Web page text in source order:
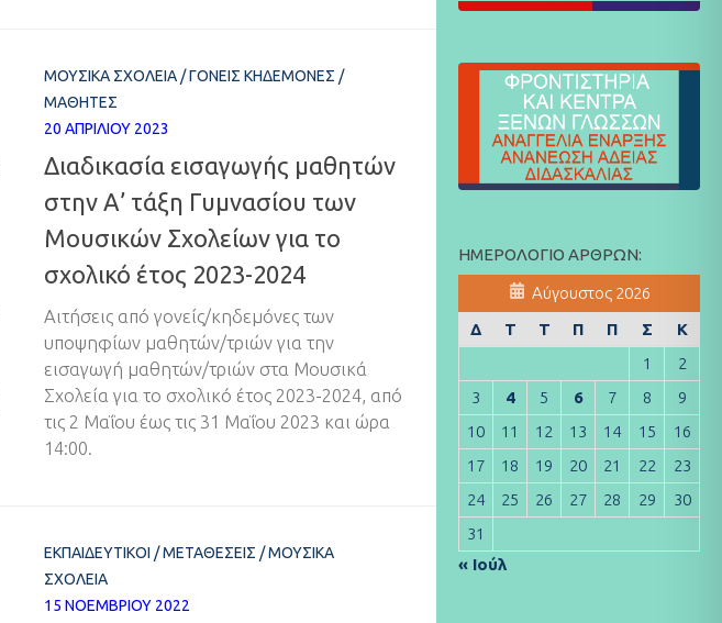
ΜΟΥΣΙΚΆ ΣΧΟΛΕΊΑ/ΓΟΝΕΊΣ ΚΗΔΕΜΌΝΕΣ /
ΜΑΘΗΤΈΣ
20 ΑΠΡΙΛΊΟΥ 2023
Διαδικασία εισαγωγής μαθητών
στην Α’ τάξη Γυμνασίου των
Μουσικών Σχολείων για το
σχολικό έτος 2023-2024
Αιτήσεις από γονείς/κηδεμόνες των
υποψηφίων μαθητών/τριών για την
εισαγωγή μαθητών/τριών στα Μουσικά
Σχολεία για το σχολικό έτος 2023-2024, από
τις 2 Μαΐου έως τις 31 Μαΐου 2023 και ώρα
14:00.
ΕΚΠΑΙΔΕΥΤΙΚΟΊ /ΜΕΤΑΘΈΣΕΙΣ /ΜΟΥΣΙΚΆ
ΣΧΟΛΕΊΑ
15 ΝΟΕΜΒΡΊΟΥ 2022
ΗΜΕΡΟΛΌΓΙΟ ΆΡΘΡΩΝ:
Αύγουστος 2026
Δ
Τ Τ Π Π Σ
Κ
1
2
3
4 5 6 7 8
9
10
11 12 13 14 15
16
17
18 19 20 21 22
23
24
25 26 27 28 29
30
31
« Ιούλ